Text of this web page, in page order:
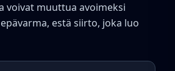
voivat muuttua avoimeksi
estä siirto, joka luo